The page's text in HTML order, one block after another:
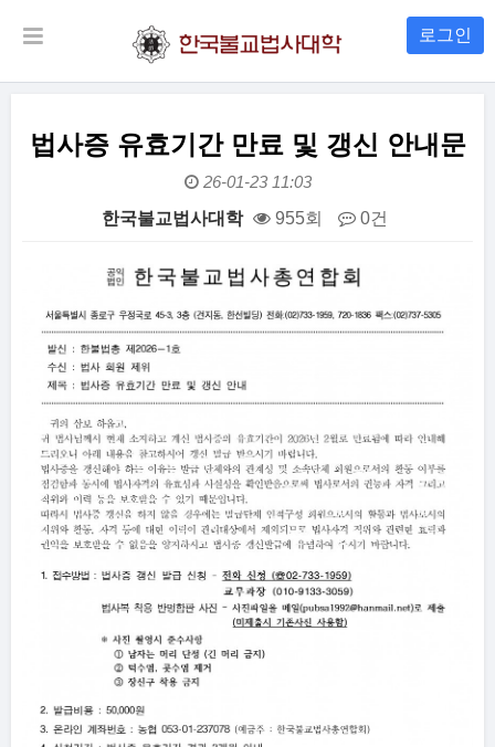
로그인
법사증 유효기간 만료 및 갱신 안내문
26-01-23 11:03
한국불교법사대학 955회 0건